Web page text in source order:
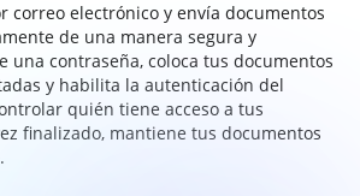
correo electrónico y envía documentos
de una manera segura y
una contraseña, coloca tus documentos
y habilita la autenticación del
quién tiene acceso a tus
finalizado, mantiene tus documentos